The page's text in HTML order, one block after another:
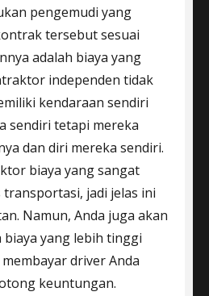
pengemudi yang
tersebut sesuai
adalah biaya yang
independen tidak
kendaraan sendiri
sendiri tetapi mereka
dan diri mereka sendiri.
biaya yang sangat
transportasi, jadi jelas ini
Namun, Anda juga akan
biaya yang lebih tinggi
driver Anda
keuntungan.